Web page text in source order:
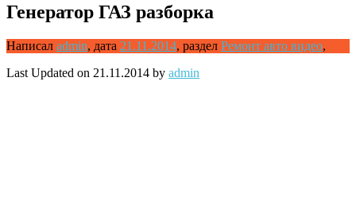
Генератор ГАЗ разборка
Написал admin, дата 21.11.2014, раздел Ремонт авто видео,
Last Updated on 21.11.2014 by admin